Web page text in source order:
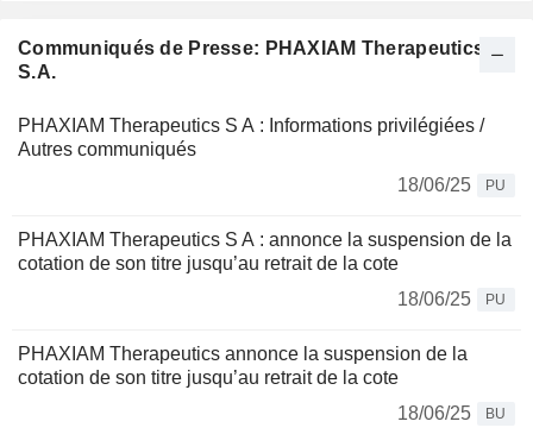
Communiqués de Presse: PHAXIAM Therapeutics
S.A.
PHAXIAM Therapeutics S A : Informations privilégiées /
Autres communiqués
18/06/25
PU
PHAXIAM Therapeutics S A : annonce la suspension de la
cotation de son titre jusqu’au retrait de la cote
18/06/25
PU
PHAXIAM Therapeutics annonce la suspension de la
cotation de son titre jusqu’au retrait de la cote
18/06/25
BU